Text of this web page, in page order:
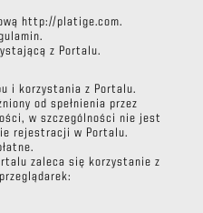
http://platige.com.
z Portalu.
i korzystania z Portalu.
od spełnienia przez
w szczególności nie jest
rejestracji w Portalu.
zaleca się korzystanie z